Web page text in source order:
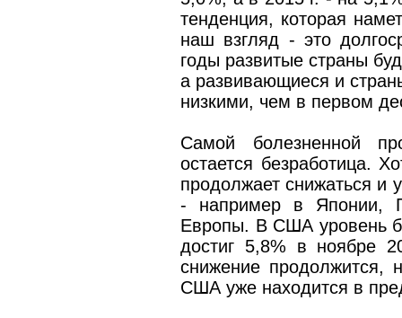
тенденция, которая
наш взгляд - это
годы развитые страны
а развивающиеся и
низкими, чем в первом
Самой болезненной
остается безработица.
продолжает снижаться и
- например в Японии,
Европы. В США уровень
достиг 5,8% в ноябре
снижение продолжится,
США уже находится в